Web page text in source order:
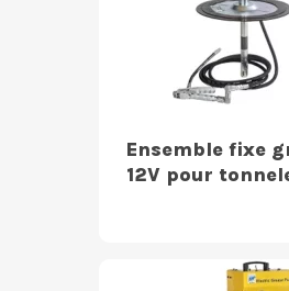
Ensemble fixe
12V pour